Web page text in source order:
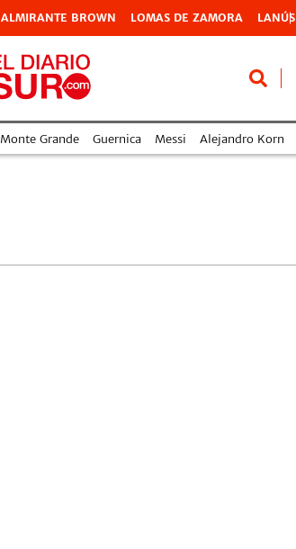
ALMIRANTE BROWN LOMAS DE ZAMORA LANÚS
Monte Grande Guernica Messi Alejandro Korn